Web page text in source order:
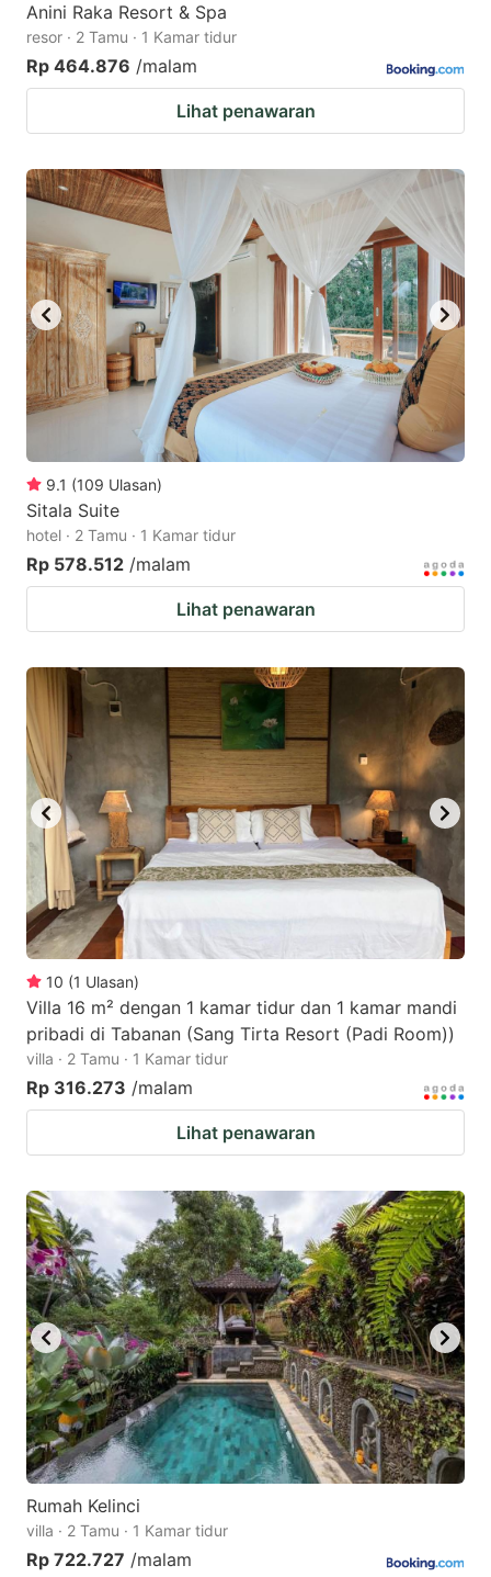
Anini Raka Resort & Spa
resor · 2 Tamu · 1 Kamar tidur
Rp 464.876 /malam
Lihat penawaran
9.1 (109 Ulasan)
Sitala Suite
hotel · 2 Tamu · 1 Kamar tidur
Rp 578.512 /malam
Lihat penawaran
10 (1 Ulasan)
Villa 16 m² dengan 1 kamar tidur dan 1 kamar mandi
pribadi di Tabanan (Sang Tirta Resort (Padi Room))
villa · 2 Tamu · 1 Kamar tidur
Rp 316.273 /malam
Lihat penawaran
Rumah Kelinci
villa · 2 Tamu · 1 Kamar tidur
Rp 722.727 /malam